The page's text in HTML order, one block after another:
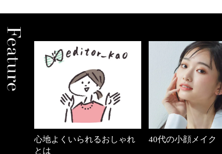
40代の小顔メイク
優木まおみさん「